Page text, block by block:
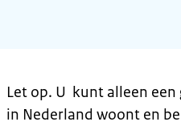
Let op. U kunt alleen
in Nederland woont en